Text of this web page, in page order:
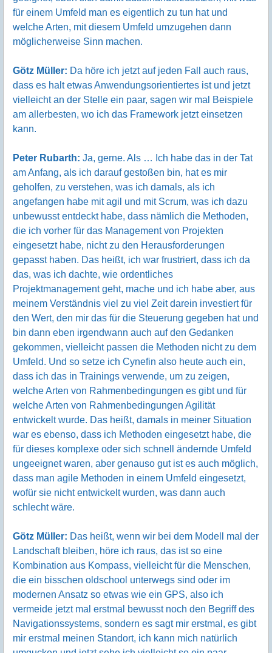
für einem Umfeld man es eigentlich zu tun hat und
welche Arten, mit diesem Umfeld umzugehen dann
möglicherweise Sinn machen.
Götz Müller: Da höre ich jetzt auf jeden Fall auch raus,
dass es halt etwas Anwendungsorientiertes ist und jetzt
vielleicht an der Stelle ein paar, sagen wir mal Beispiele
am allerbesten, wo ich das Framework jetzt einsetzen
kann.
Peter Rubarth: Ja, gerne. Als … Ich habe das in der Tat
am Anfang, als ich darauf gestoßen bin, hat es mir
geholfen, zu verstehen, was ich damals, als ich
angefangen habe mit agil und mit Scrum, was ich dazu
unbewusst entdeckt habe, dass nämlich die Methoden,
die ich vorher für das Management von Projekten
eingesetzt habe, nicht zu den Herausforderungen
gepasst haben. Das heißt, ich war frustriert, dass ich da
das, was ich dachte, wie ordentliches
Projektmanagement geht, mache und ich habe aber, aus
meinem Verständnis viel zu viel Zeit darein investiert für
den Wert, den mir das für die Steuerung gegeben hat und
bin dann eben irgendwann auch auf den Gedanken
gekommen, vielleicht passen die Methoden nicht zu dem
Umfeld. Und so setze ich Cynefin also heute auch ein,
dass ich das in Trainings verwende, um zu zeigen,
welche Arten von Rahmenbedingungen es gibt und für
welche Arten von Rahmenbedingungen Agilität
entwickelt wurde. Das heißt, damals in meiner Situation
war es ebenso, dass ich Methoden eingesetzt habe, die
für dieses komplexe oder sich schnell ändernde Umfeld
ungeeignet waren, aber genauso gut ist es auch möglich,
dass man agile Methoden in einem Umfeld eingesetzt,
wofür sie nicht entwickelt wurden, was dann auch
schlecht wäre.
Götz Müller: Das heißt, wenn wir bei dem Modell mal der
Landschaft bleiben, höre ich raus, das ist so eine
Kombination aus Kompass, vielleicht für die Menschen,
die ein bisschen oldschool unterwegs sind oder im
modernen Ansatz so etwas wie ein GPS, also ich
vermeide jetzt mal erstmal bewusst noch den Begriff des
Navigationssystems, sondern es sagt mir erstmal, es gibt
mir erstmal meinen Standort, ich kann mich natürlich